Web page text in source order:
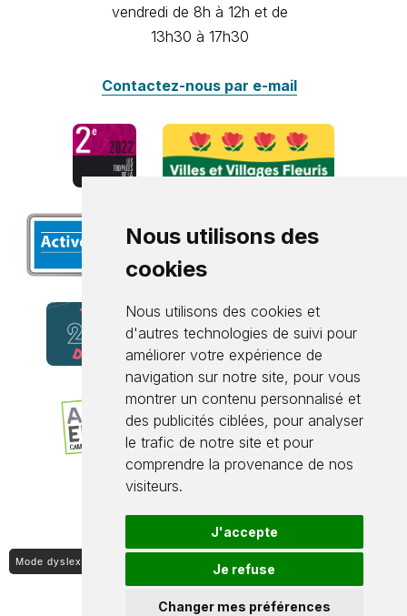
Nous utilisons des
cookies
Nous utilisons des cookies et
d'autres technologies de suivi pour
améliorer votre expérience de
navigation sur notre site, pour vous
montrer un contenu personnalisé et
des publicités ciblées, pour analyser
le trafic de notre site et pour
comprendre la provenance de nos
visiteurs.
J'accepte
Je refuse
Changer mes préférences
vendredi de 8h à 12h et de
13h30 à 17h30
Contactez-nous par e-mail
Mode dyslexique ON / OFF